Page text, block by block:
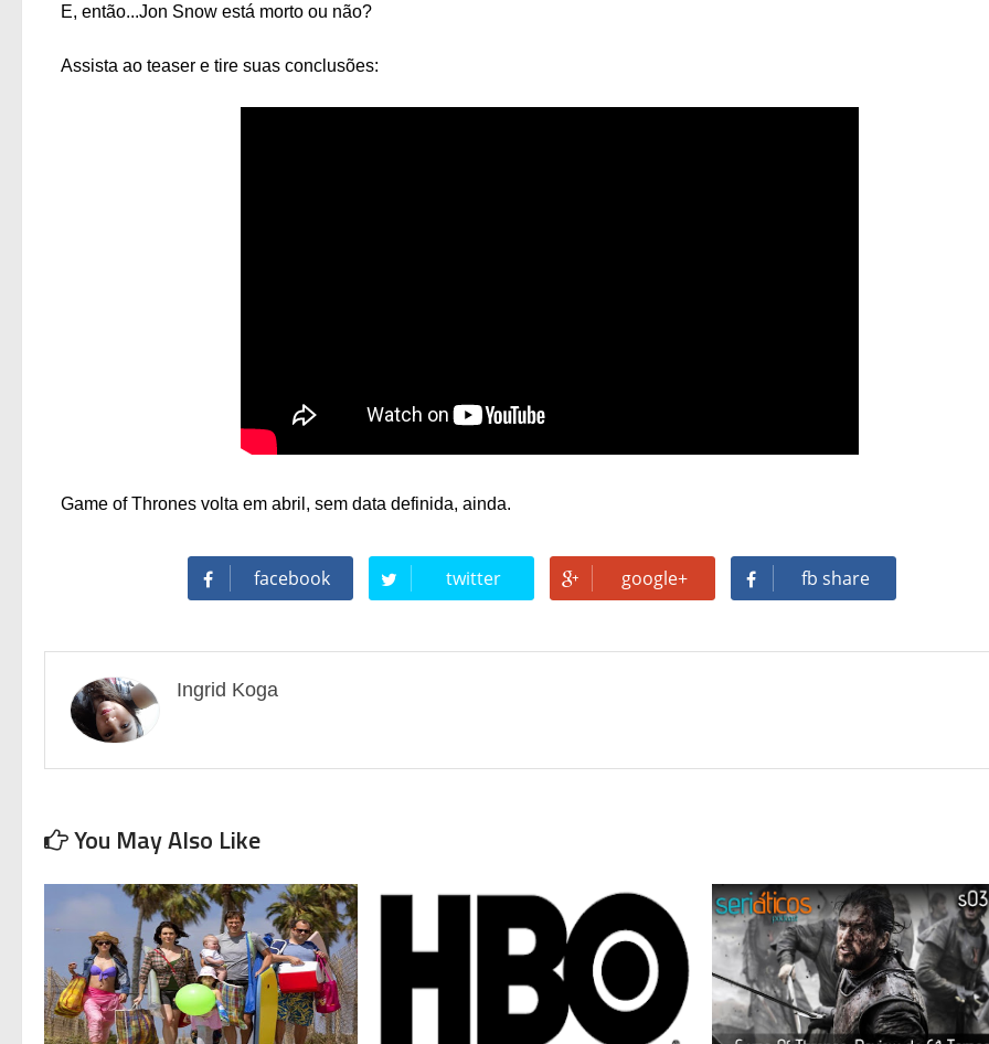
E, então...Jon Snow está morto ou não?
Assista ao teaser e tire suas conclusões:
Game of Thrones volta em abril, sem data definida, ainda.
facebook twitter google+ fb share
Ingrid Koga
You May Also Like